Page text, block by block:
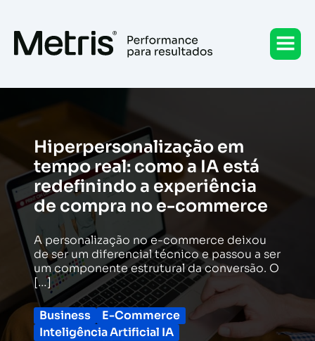
conteúdo
Hiperpersonalização em
tempo real: como a IA está
redefinindo a experiência
de compra no e-commerce
A personalização no e-commerce deixou
de ser um diferencial técnico e passou a ser
um componente estrutural da conversão. O
[…]
Business
E-Commerce
Inteligência Artificial IA